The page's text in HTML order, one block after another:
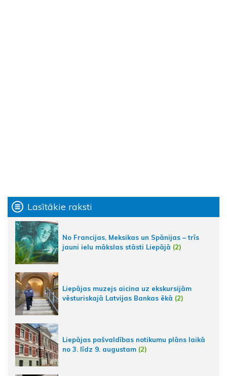
Lasītākie raksti
No Francijas, Meksikas un Spānijas – trīs
jauni ielu mākslas stāsti Liepājā (2)
Liepājas muzejs aicina uz ekskursijām
vēsturiskajā Latvijas Bankas ēkā (2)
Liepājas pašvaldības notikumu plāns laikā
no 3. līdz 9. augustam (2)